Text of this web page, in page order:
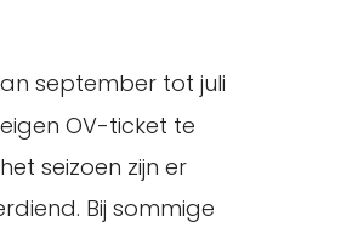
september tot juli
OV-ticket te
seizoen zijn er
Bij sommige